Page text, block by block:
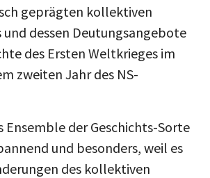
geprägten kollektiven
und dessen Deutungsangebote
des Ersten Weltkrieges im
zweiten Jahr des NS-
Ensemble der Geschichts-Sorte
und besonders, weil es
des kollektiven